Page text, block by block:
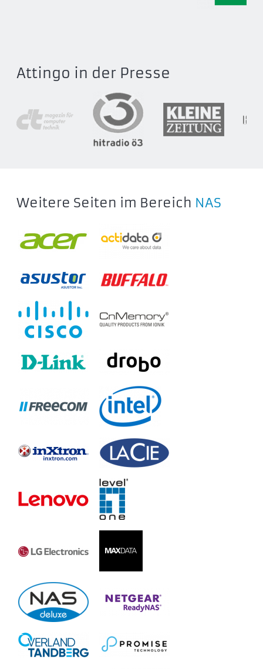
STNC64000400
STNC32000400
STNC192000400
Attingo in der Presse
Weitere Seiten im Bereich NAS